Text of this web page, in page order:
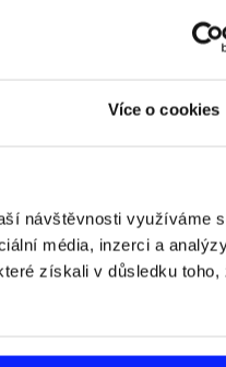
Více o cookies
návštěvnosti využíváme
média, inzerci a
získali v důsledku toho,
F1
Jak si sbalit
nepřekročit